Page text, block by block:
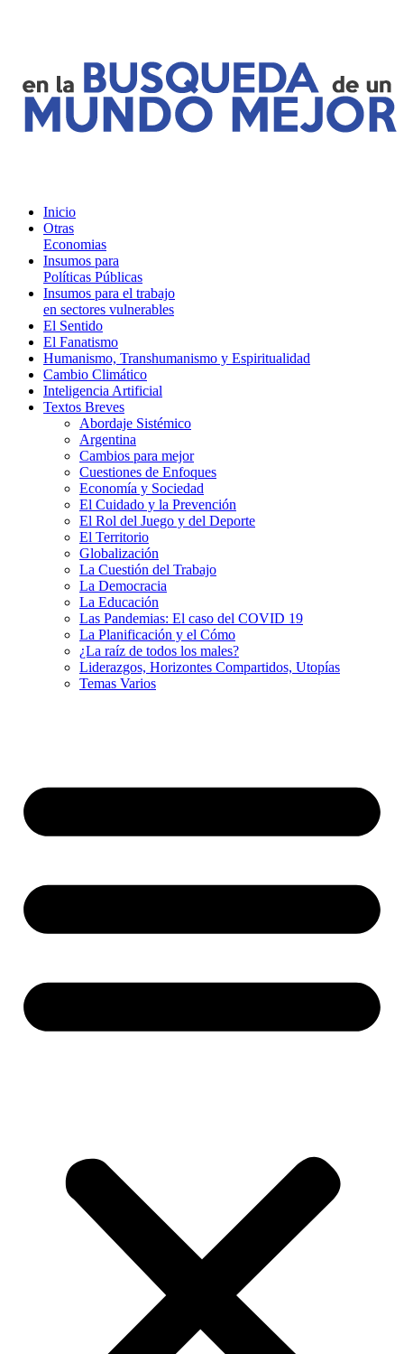
Inicio
Otras
Economias
Insumos para
Políticas Públicas
Insumos para el trabajo
en sectores vulnerables
El Sentido
El Fanatismo
Humanismo, Transhumanismo y Espiritualidad
Cambio Climático
Inteligencia Artificial
Textos Breves
Abordaje Sistémico
Argentina
Cambios para mejor
Cuestiones de Enfoques
Economía y Sociedad
El Cuidado y la Prevención
El Rol del Juego y del Deporte
El Territorio
Globalización
La Cuestión del Trabajo
La Democracia
La Educación
Las Pandemias: El caso del COVID 19
La Planificación y el Cómo
¿La raíz de todos los males?
Liderazgos, Horizontes Compartidos, Utopías
Temas Varios